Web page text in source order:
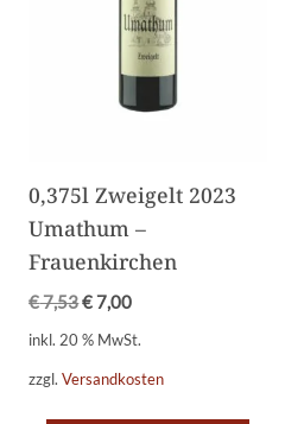
0,375l Zweigelt 2023
Umathum –
Frauenkirchen
€7,53€ 7,00
inkl. 20 % MwSt.
zzgl.Versandkosten